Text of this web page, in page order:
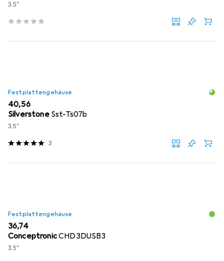
3.5"
Festplattengehäuse
EUR
40,56
Silverstone Sst-Ts07b
3.5"
3
Festplattengehäuse
EUR
36,74
ConceptronicCHD3DUSB3
3.5"